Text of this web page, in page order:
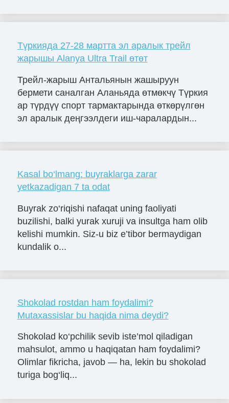
Түркияда 27-28 мартта эл аралык трейл
жарышы Alanya Ultra Trail өтөт
Трейл-жарыш Антальянын жашыруун
бермети саналган Аланьяда өтмөкчү Түркия
ар түрдүү спорт тармактарында өткөрүлгөн
эл аралык деңгээлдеги иш-чаралардын...
Kasal bo‘lmang: buyraklarga zarar
yetkazadigan 7 ta odat
Buyrak zo‘riqishi nafaqat uning faoliyati
buzilishi, balki yurak xuruji va insultga ham olib
kelishi mumkin. Siz-u biz e’tibor bermaydigan
kundalik o...
Shokolad rostdan ham foydalimi?
Mutaxassislar bu haqida nima deydi?
Shokolad ko‘pchilik sevib iste’mol qiladigan
mahsulot, ammo u haqiqatan ham foydalimi?
Olimlar fikricha, javob — ha, lekin bu shokolad
turiga bog‘liq...